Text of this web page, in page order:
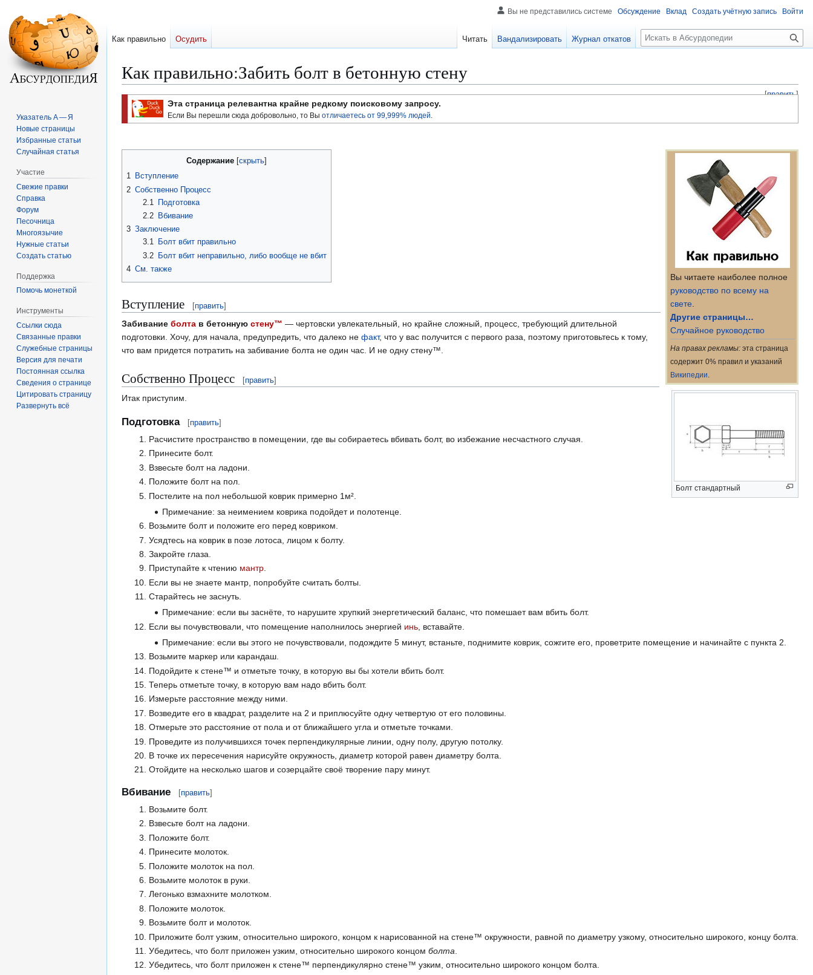
Как правильно:Забить болт в бетонную стену
[править]
Перейти
Перейти
Эта страница релевантна крайне редкому поисковому запросу.
Если Вы перешли сюда добровольно, то Вы отличаетесь от 99,999% людей
Вы читаете наиболее полное
руководство по всему на
свете.
Другие страницы…
Случайное руководство
На правах рекламы: эта страница
содержит 0% правил и указаний
Википедии
Содержание
1 Вступление
2 Собственно Процесс
2.1
Подготовка
2.2
Вбивание
3 Заключение
3.1
Болт вбит правильно
3.2
Болт вбит неправильно, либо вообще не вбит
4 См. также
Вступление [править]
Болт стандартный
Забивание болта в бетонную стену™ — чертовски увлекательный, но крайне сложный, процесс, требующий длительной
подготовки. Хочу, для начала, предупредить, что далеко не факт, что у вас получится с первого раза, поэтому приготовьтесь к тому,
что вам придется потратить на забивание болта не один час. И не одну стену™.
Собственно Процесс [править]
Итак приступим.
Подготовка [править]
Расчистите пространство в помещении, где вы собираетесь вбивать болт, во избежание несчастного случая.
Принесите болт.
Взвесьте болт на ладони.
Положите болт на пол.
Постелите на пол небольшой коврик примерно 1м².
Примечание: за неимением коврика подойдет и полотенце.
Возьмите болт и положите его перед ковриком.
Усядтесь на коврик в позе лотоса, лицом к болту.
Закройте глаза.
Приступайте к чтению мантр.
Если вы не знаете мантр, попробуйте считать болты.
Старайтесь не заснуть.
Примечание: если вы заснёте, то нарушите хрупкий энергетический баланс, что помешает вам вбить болт.
Если вы почувствовали, что помещение наполнилось энергией инь, вставайте.
Примечание: если вы этого не почувствовали, подождите 5 минут, встаньте, поднимите коврик, сожгите его, проветрите помещение и начинайте с пункта 2.
Возьмите маркер или карандаш.
Подойдите к стене™ и отметьте точку, в которую вы бы хотели вбить болт.
Теперь отметьте точку, в которую вам надо вбить болт.
Измерьте расстояние между ними.
Возведите его в квадрат, разделите на 2 и приплюсуйте одну четвертую от его половины.
Отмерьте это расстояние от пола и от ближайшего угла и отметьте точками.
Проведите из получившихся точек перпендикулярные линии, одну полу, другую потолку.
В точке их пересечения нарисуйте окружность, диаметр которой равен диаметру болта.
Отойдите на несколько шагов и созерцайте своё творение пару минут.
Вбивание [править]
Возьмите болт.
Взвесьте болт на ладони.
Положите болт.
Принесите молоток.
Положите молоток на пол.
Возьмите молоток в руки.
Легонько взмахните молотком.
Положите молоток.
Возьмите болт и молоток.
Приложите болт узким, относительно широкого, концом к нарисованной на стене™ окружности, равной по диаметру узкому, относительно широкого, концу болта.
Убедитесь, что болт приложен узким, относительно широкого концом болта
Убедитесь, что болт приложен к стене™ перпендикулярно стене™ узким, относительно широкого концом болта.
Вы не представились системе Обсуждение Вклад Создать учётную запись Войти
Как правильно Осудить Читать Вандализировать Журнал откатов
П
о
к
Указатель А — Я
Новые страницы
Избранные статьи
Случайная статья
Участие
Свежие правки
Справка
Форум
Песочница
Многоязычие
Нужные статьи
Создать статью
Поддержка
Помочь монеткой
Инструменты
Ссылки сюда
Связанные правки
Служебные страницы
Версия для печати
Постоянная ссылка
Сведения о странице
Цитировать страницу
Развернуть всё